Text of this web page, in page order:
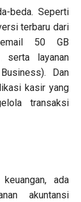
beda. Seperti
terbaru dari
50 GB
layanan
Dan
kasir yang
transaksi
ada
akuntansi